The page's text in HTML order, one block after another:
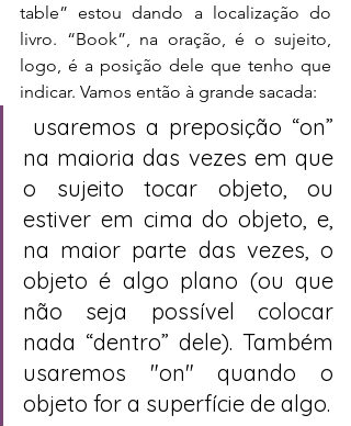
table” estou dando a localização do
livro. “Book”, na oração, é o sujeito,
logo, é a posição dele que tenho que
indicar. Vamos então à grande sacada:
na maioria das vezes em que
o sujeito tocar objeto, ou
estiver em cima do objeto, e,
na maior parte das vezes, o
objeto é algo plano (ou que
não seja possível colocar
nada “dentro” dele). Também
usaremos "on" quando o
objeto for a superfície de algo.